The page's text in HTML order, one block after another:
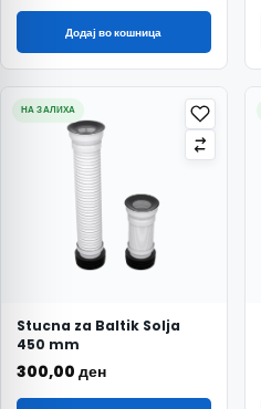
Додај во кошница
НА ЗАЛИХА
Stucna za Baltik Solja
450 mm
300,00 ден